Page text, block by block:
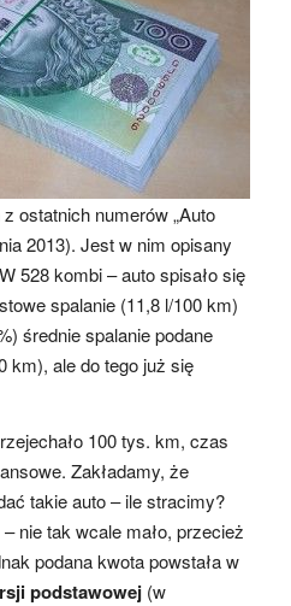
ostatnich numerów „Auto
2013). Jest w nim opisany
528 kombi – auto spisało się
spalanie (11,8 l/100 km)
średnie spalanie podane
km), ale do tego już się
100 tys. km, czas
Zakładamy, że
takie auto – ile stracimy?
nie tak wcale mało, przecież
podana kwota powstała w
podstawowej(w